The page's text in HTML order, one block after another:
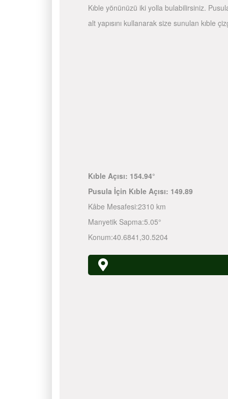
Kıble yönünüzü iki yolla bulabilirsiniz.
alt yapısını kullanarak size sunulan kıble
Kıble Açısı: 154.94°
Pusula İçin Kıble Açısı: 149.89
Kâbe Mesafesi:2310 km
Manyetik Sapma:5.05°
Konum:40.6841 ,30.5204